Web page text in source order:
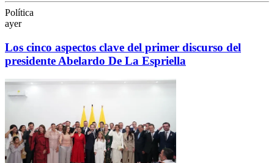
Política
ayer
Los cinco aspectos clave del primer discurso del
presidente Abelardo De La Espriella